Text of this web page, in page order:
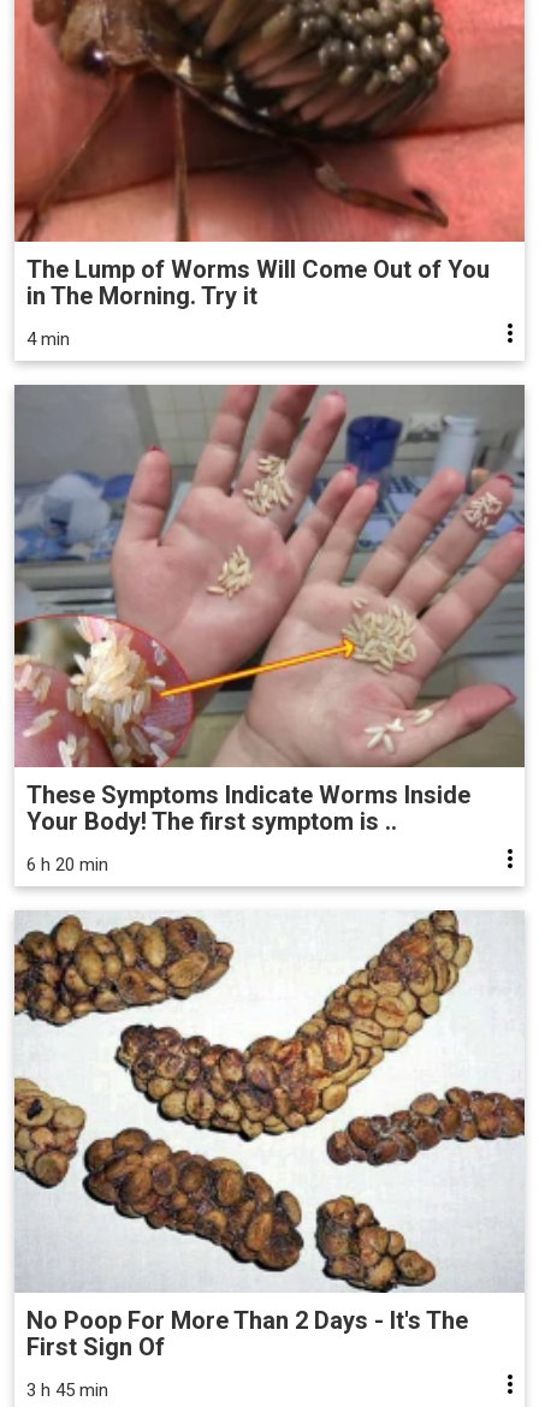
The Lump of Worms Will Come Out of You
in The Morning. Try it
4 min
These Symptoms Indicate Worms Inside
Your Body! The first symptom is ..
6 h 20 min
No Poop For More Than 2 Days - It's The
First Sign Of
3 h 45 min